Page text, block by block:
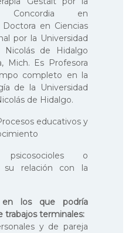
Concordia en
en Ciencias
por la Universidad
Nicolás de Hidalgo
Mich. Es Profesora
completo en la
de la Universidad
de Hidalgo.
educativos y
o
su relación con la
los que podría
trabajos terminales:
y de pareja